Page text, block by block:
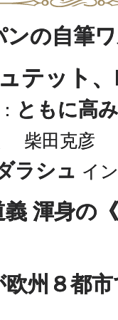
ンの自筆
テット
ともに高
柴田克彦
ラシュ イ
義 渾身の
欧州８都